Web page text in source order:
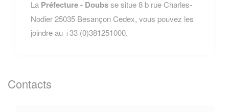
La Préfecture - Doubsse situe 8 b rue Charles-
Nodier 25035 Besançon Cedex, vous pouvez les
joindre au +33 (0)381251000.
Contacts